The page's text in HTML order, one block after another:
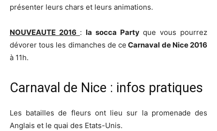
présenter leurs chars et leurs animations.
NOUVEAUTE 2016 : la socca Party que vous pourrez
dévorer tous les dimanches de ce Carnaval de Nice 2016
à 11h.
Carnaval de Nice : infos pratiques
Les batailles de fleurs ont lieu sur la promenade des
Anglais et le quai des Etats-Unis.